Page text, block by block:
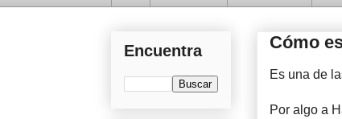
Cómo
Es una de
Por algo a
Encuentra